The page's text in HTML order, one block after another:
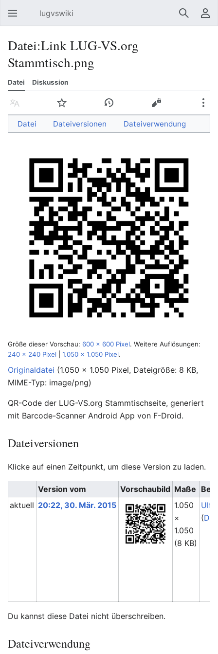
Hauptmenü öffnen lugvswiki SuchenBenutzermenü
Datei:Link LUG-VS.org
Stammtisch.png
Datei Diskussion
Sprache Beobachten Versionsgeschichte Bearbeiten
Datei Dateiversionen Dateiverwendung
Größe dieser Vorschau: 600 × 600 Pixel. Weitere Auflösungen:
240 × 240 Pixel
1.050 × 1.050 Pixel.
Originaldatei (1.050 × 1.050 Pixel, Dateigröße: 8 KB,
MIME-Typ: image/png)
QR-Code der LUG-VS.org Stammtischseite, generiert
mit Barcode-Scanner Android App von F-Droid.
Dateiversionen
Klicke auf einen Zeitpunkt, um diese Version zu laden.
Version vom Vorschaubild Maße
aktuell 20:22, 30. Mär. 2015
1.050
×
1.050
(8 KB)
Ulf
(
Du kannst diese Datei nicht überschreiben.
Dateiverwendung